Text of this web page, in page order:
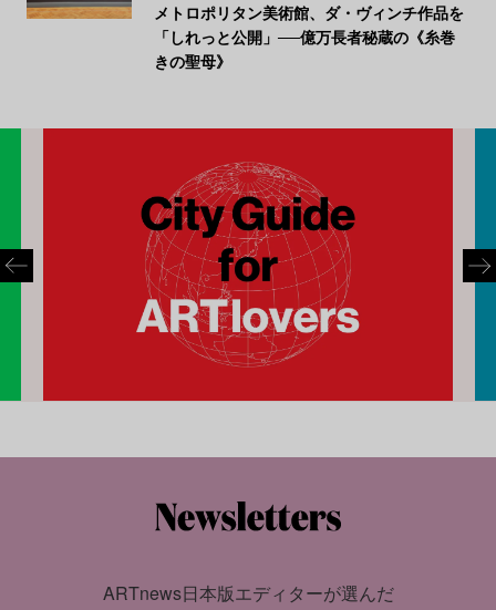
メトロポリタン美術館、ダ・ヴィンチ作品を
「しれっと公開」──億万長者秘蔵の《糸巻
きの聖母》
ARTnews日本版エディターが選んだ